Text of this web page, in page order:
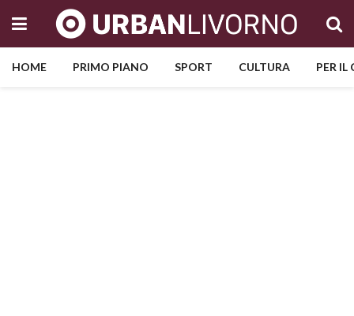
HOME PRIMO PIANO SPORT CULTURA PER